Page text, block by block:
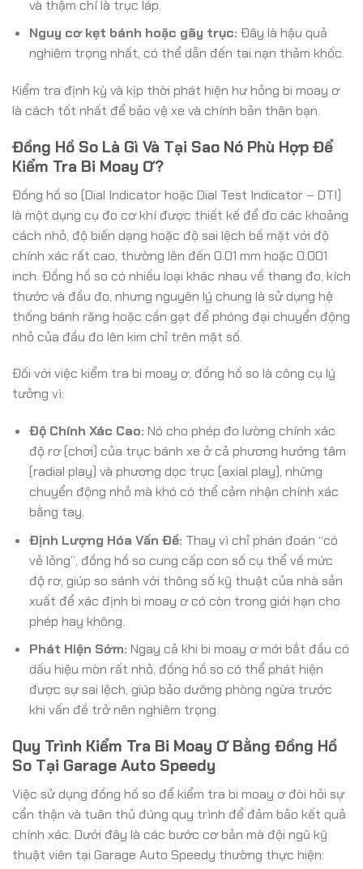
và thậm chí là trục láp.
Nguy cơ kẹt bánh hoặc gãy trục: Đây là hậu quả
nghiêm trọng nhất, có thể dẫn đến tai nạn thảm khốc.
Kiểm tra định kỳ và kịp thời phát hiện hư hỏng bi moay ơ
là cách tốt nhất để bảo vệ xe và chính bản thân bạn.
Đồng Hồ So Là Gì Và Tại Sao Nó Phù Hợp Để
Kiểm Tra Bi Moay Ơ?
Đồng hồ so (Dial Indicator hoặc Dial Test Indicator – DTI)
là một dụng cụ đo cơ khí được thiết kế để đo các khoảng
cách nhỏ, độ biến dạng hoặc độ sai lệch bề mặt với độ
chính xác rất cao, thường lên đến 0.01 mm hoặc 0.001
inch. Đồng hồ so có nhiều loại khác nhau về thang đo, kích
thước và đầu đo, nhưng nguyên lý chung là sử dụng hệ
thống bánh răng hoặc cần gạt để phóng đại chuyển động
nhỏ của đầu đo lên kim chỉ trên mặt số.
Đối với việc kiểm tra bi moay ơ, đồng hồ so là công cụ lý
tưởng vì:
Độ Chính Xác Cao: Nó cho phép đo lường chính xác
độ rơ (chơi) của trục bánh xe ở cả phương hướng tâm
(radial play) và phương dọc trục (axial play), những
chuyển động nhỏ mà khó có thể cảm nhận chính xác
bằng tay.
Định Lượng Hóa Vấn Đề: Thay vì chỉ phán đoán “có
vẻ lỏng”, đồng hồ so cung cấp con số cụ thể về mức
độ rơ, giúp so sánh với thông số kỹ thuật của nhà sản
xuất để xác định bi moay ơ có còn trong giới hạn cho
phép hay không.
Phát Hiện Sớm: Ngay cả khi bi moay ơ mới bắt đầu có
dấu hiệu mòn rất nhỏ, đồng hồ so có thể phát hiện
được sự sai lệch, giúp bảo dưỡng phòng ngừa trước
khi vấn đề trở nên nghiêm trọng.
Quy Trình Kiểm Tra Bi Moay Ơ Bằng Đồng Hồ
So Tại Garage Auto Speedy
Việc sử dụng đồng hồ so để kiểm tra bi moay ơ đòi hỏi sự
cẩn thận và tuân thủ đúng quy trình để đảm bảo kết quả
chính xác. Dưới đây là các bước cơ bản mà đội ngũ kỹ
thuật viên tại Garage Auto Speedy thường thực hiện: